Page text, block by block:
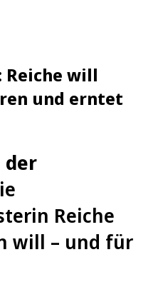
Reiche will
und erntet
der
Reiche
will – und für